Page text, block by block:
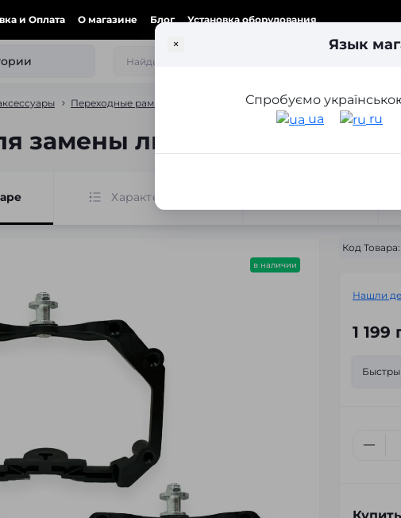
и Оплата О магазине Блог Установка оборудования
Переходные рамки для замены линз Переходные рамки для
× Язык
Спробуємо
ua
ru
замены линз Volvo XC60
Характеристики
в наличии
Код Товара:
Нашли
1 199